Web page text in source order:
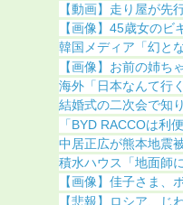
【動画】走り屋が先
【画像】45歳女の
韓国メディア「幻と
【画像】お前の姉ち
海外「日本なんて行
結婚式の二次会で知
「BYD RACCOは利
中居正広が熊本地震
積水ハウス「地面師
【画像】佳子さま
【悲報】ロシア、じ